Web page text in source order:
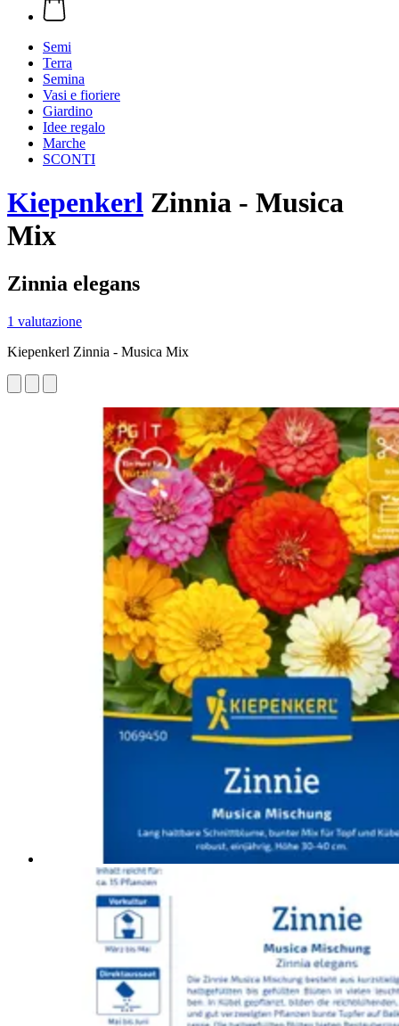
Semi
Terra
Semina
Vasi e fioriere
Giardino
Idee regalo
Marche
SCONTI
Kiepenkerl Zinnia - Musica
Mix
Zinnia elegans
1 valutazione
Kiepenkerl Zinnia - Musica Mix